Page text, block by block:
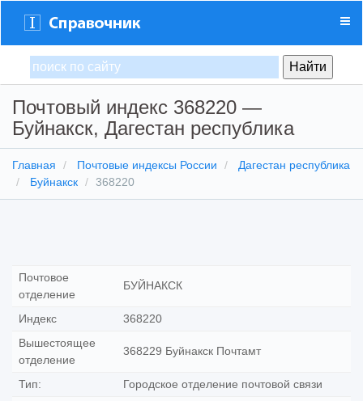
Почтовый индекс 368220 —
Буйнакск, Дагестан республика
Главная Почтовые индексы России
Дагестан республика
Буйнакск
368220
Почтовое
отделение
БУЙНАКСК
Индекс
368220
Вышестоящее
отделение
368229 Буйнакск Почтамт
Тип:
Городское отделение почтовой связи